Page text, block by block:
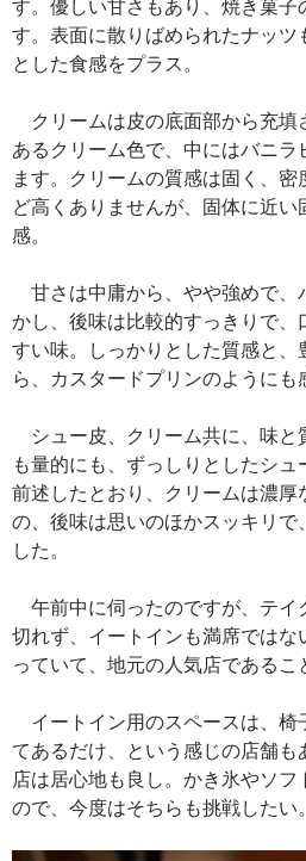
す。優しい甘さもあり、焼き菓子
す。表面に散りばめられたナッツ
とした食感をプラス。
クリームは皮の底面部から充填
あるクリーム色で、中にはバニラ
ます。クリームの質感は固く、
ど高くありませんが、固体に近
感。
甘さは中庸から、やや強めで、
かし、後味は比較的すっきりで
すい味。しっかりとした質感と、
ら、カスタードプリンのようにも
シュー皮、クリーム共に、味と
も量的にも、ずっしりとしたシュ
前述したとおり、クリームは濃厚
の、後味は思いのほかスッキリ
した。
午前中に伺ったのですが、テイ
切れず、イートインも満席ではな
っていて、地元の人気店であるこ
イートイン用のスペースは、椅
てあるだけ、という感じの店舗
店は居心地も良し。かき氷やソ
ので、今度はそちらも挑戦したい。